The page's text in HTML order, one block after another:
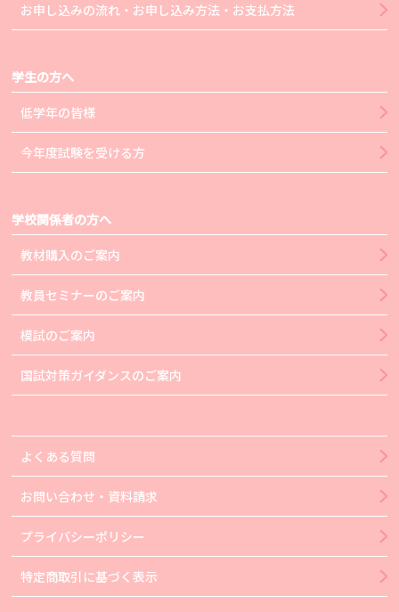
お申し込みの流れ・お申し込み方法・お支払方法
学生の方へ
低学年の皆様
今年度試験を受ける方
学校関係者の方へ
教材購入のご案内
教員セミナーのご案内
模試のご案内
国試対策ガイダンスのご案内
よくある質問
お問い合わせ・資料請求
プライバシーポリシー
特定商取引に基づく表示